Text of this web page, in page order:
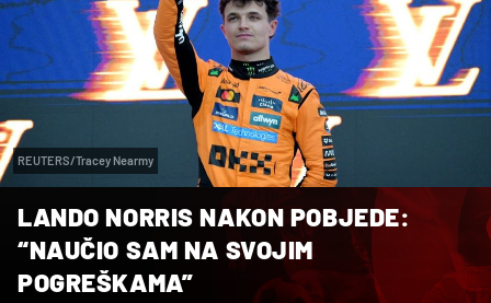
REUTERS/Tracey Nearmy
LANDO NORRIS NAKON POBJEDE:
“NAUČIO SAM NA SVOJIM
POGREŠKAMA”